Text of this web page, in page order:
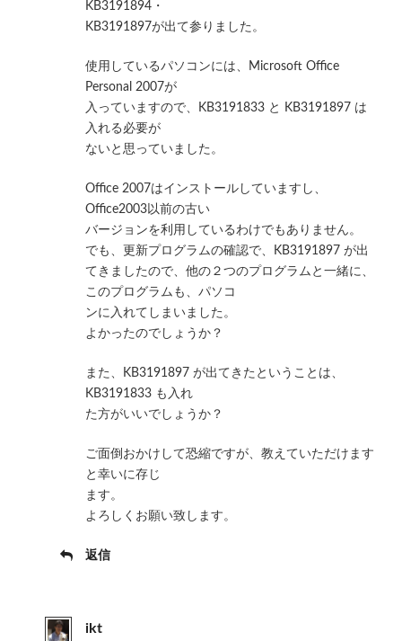
KB3191894・
KB3191897が出て参りました。
使用しているパソコンには、Microsoft Office
Personal 2007が
入っていますので、KB3191833 と KB3191897 は
入れる必要が
ないと思っていました。
Office 2007はインストールしていますし、
Office2003以前の古い
バージョンを利用しているわけでもありません。
でも、更新プログラムの確認で、KB3191897 が出
てきましたので、他の２つのプログラムと一緒に、
このプログラムも、パソコ
ンに入れてしまいました。
よかったのでしょうか？
また、KB3191897 が出てきたということは、
KB3191833 も入れ
た方がいいでしょうか？
ご面倒おかけして恐縮ですが、教えていただけます
と幸いに存じ
ます。
よろしくお願い致します。
返信
ikt